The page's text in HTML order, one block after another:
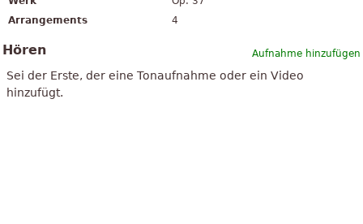
Arrangements
4
Aufnahme hinzufügen
Hören
Sei der Erste, der eine Tonaufnahme oder ein Video
hinzufügt.